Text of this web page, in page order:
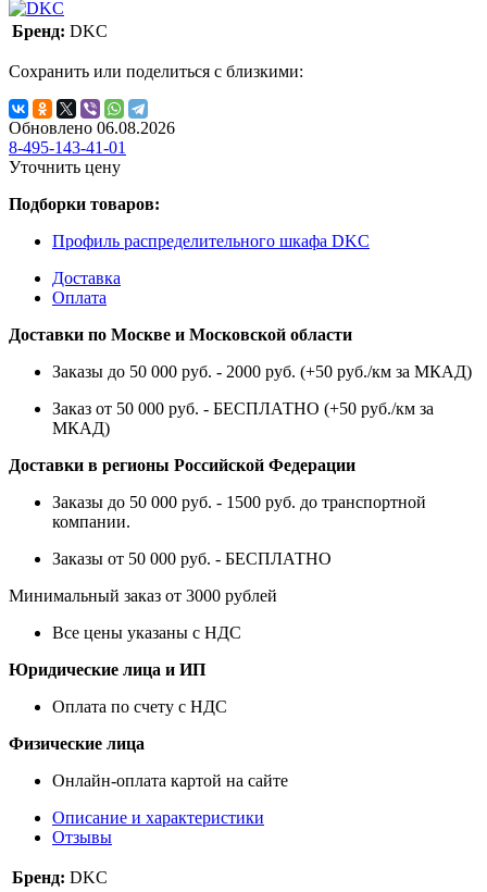
Бренд: DKC
Сохранить или поделиться с близкими:
Обновлено 06.08.2026
8-495-143-41-01
Уточнить цену
Подборки товаров:
Профиль распределительного шкафа DKC
Доставка
Оплата
Доставки по Москве и Московской области
Заказы до 50 000 руб. - 2000 руб. (+50 руб./км за МКАД)
Заказ от 50 000 руб. - БЕСПЛАТНО (+50 руб./км за
МКАД)
Доставки в регионы Российской Федерации
Заказы до 50 000 руб. - 1500 руб. до транспортной
компании.
Заказы от 50 000 руб. - БЕСПЛАТНО
Минимальный заказ от 3000 рублей
Все цены указаны с НДС
Юридические лица и ИП
Оплата по счету с НДС
Физические лица
Онлайн-оплата картой на сайте
Описание и характеристики
Отзывы
Бренд: DKC